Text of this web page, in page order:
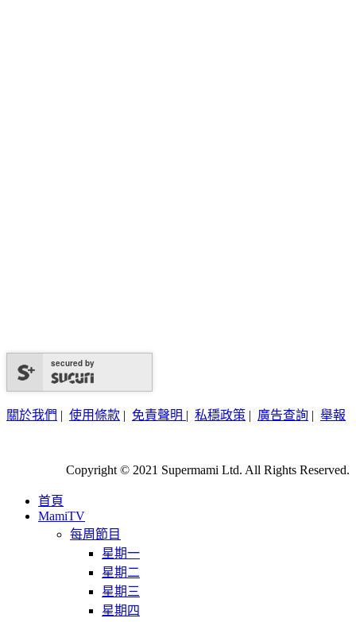
secured by
關於我們 | 使用條款 | 免責聲明 | 私穩政策 | 廣告查詢 | 舉報
Copyright © 2021 Supermami Ltd. All Rights Reserved.
首頁
MamiTV
每周節目
星期一
星期二
星期三
星期四